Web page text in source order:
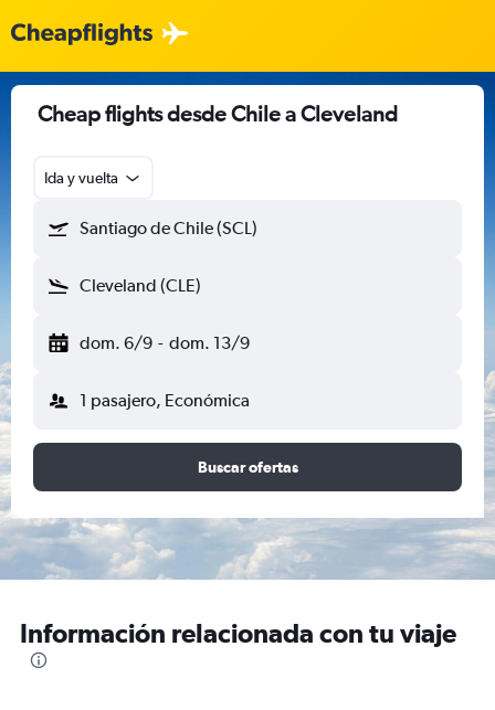
Cheap flights desde Chile a Cleveland
Ida y vuelta
Santiago de Chile (SCL)
Cleveland (CLE)
dom. 6/9 - dom. 13/9
1 pasajero, Económica
Buscar ofertas
Información relacionada con tu viaje